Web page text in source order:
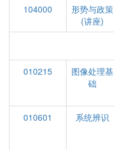
104000
形势与政策
(讲座)
010215
图像处理基
础
010601
系统辨识